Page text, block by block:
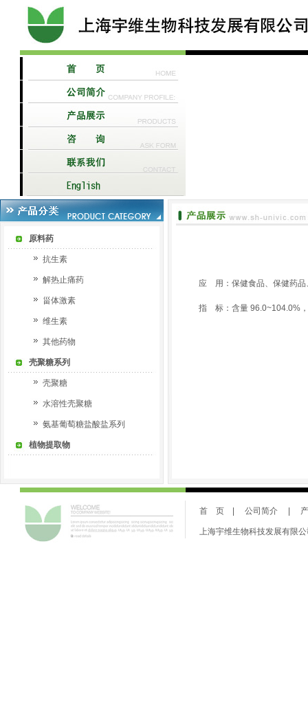
原料药
抗生素
解热止痛药
甾体激素
维生素
其他药物
壳聚糖系列
壳聚糖
水溶性壳聚糖
氨基葡萄糖盐酸盐系列
植物提取物
应 用：保健食品、保健药品
指 标：含量 96.0~104.0%，
首 页| 公司简介|
上海宇维生物科技发展有限